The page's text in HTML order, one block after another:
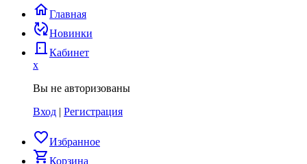
homeГлавная
published_with_changesНовинки
door_back Кабинет
x
Вы не авторизованы
Вход | Регистрация
favorite_borderИзбранное
shopping_cartКорзина